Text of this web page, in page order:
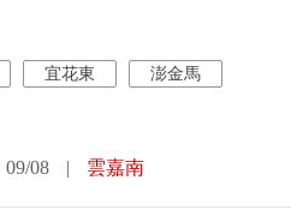
宜花東 澎金馬
09/08 | 雲嘉南